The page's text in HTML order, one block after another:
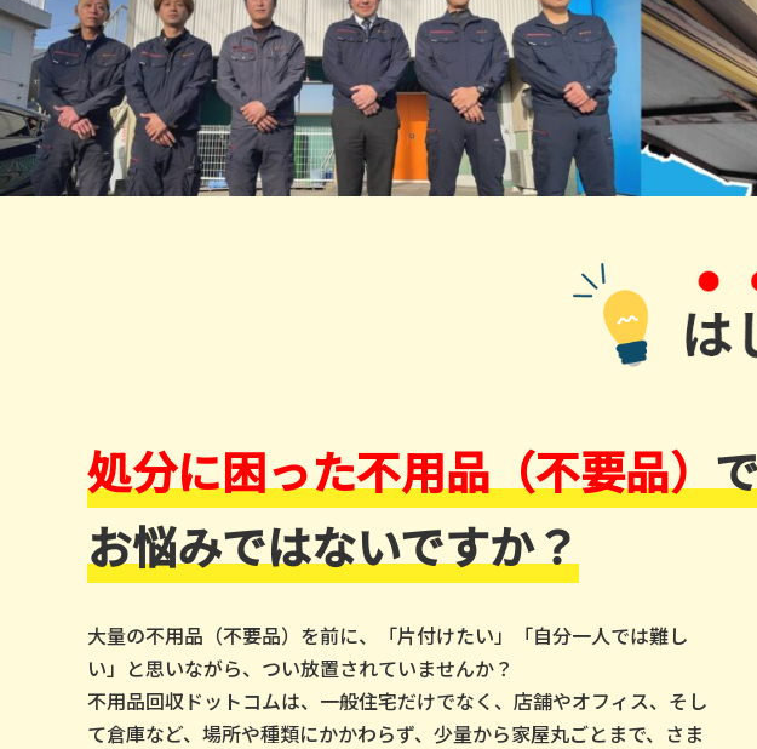
処分に困った不用品（不要品）
お悩みではないですか？
大量の不用品（不要品）を前に、「片付けたい」「自分一人では難し
い」と思いながら、つい放置されていませんか？
不用品回収ドットコムは、一般住宅だけでなく、店舗やオフィス、そし
て倉庫など、場所や種類にかかわらず、少量から家屋丸ごとまで、さま